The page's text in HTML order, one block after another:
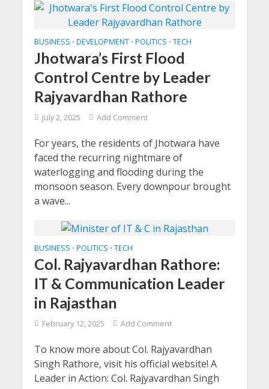
BUSINESS • DEVELOPMENT • POLITICS • TECH
Jhotwara’s First Flood
Control Centre by Leader
Rajyavardhan Rathore
July 2, 2025 Add Comment
For years, the residents of Jhotwara have
faced the recurring nightmare of
waterlogging and flooding during the
monsoon season. Every downpour brought
a wave...
BUSINESS • POLITICS • TECH
Col. Rajyavardhan Rathore:
IT & Communication Leader
in Rajasthan
February 12, 2025 Add Comment
To know more about Col. Rajyavardhan
Singh Rathore, visit his official website! A
Leader in Action: Col. Rajyavardhan Singh